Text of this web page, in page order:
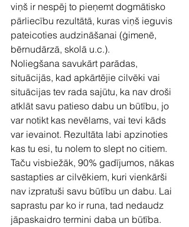
viņš ir nespēj to pieņemt dogmātisko
pārliecību rezultātā, kuras viņš ieguvis
pateicoties audzināšanai (ģimenē,
bērnudārzā, skolā u.c.).
Noliegšana savukārt parādas,
situācijās, kad apkārtējie cilvēki vai
situācijas tev rada sajūtu, ka nav droši
atklāt savu patieso dabu un būtību, jo
var notikt kas nevēlams, vai tevi kāds
var ievainot. Rezultāta labi apzinoties
kas tu esi, tu nolem to slept no citiem.
Taču visbiežāk, 90% gadījumos, nākas
sastapties ar cilvēkiem, kuri vienkārši
nav izpratuši savu būtību un dabu. Lai
saprastu par ko ir runa, tad nedaudz
jāpaskaidro termini daba un būtība.